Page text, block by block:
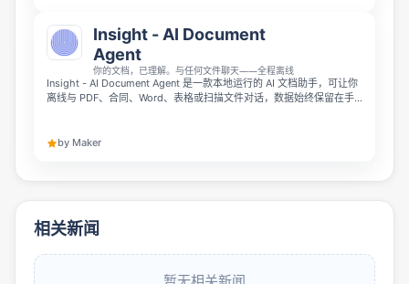
Insight - AI Document
Agent
你的文档，已理解。与任何文件聊天——全程离线
Insight - AI Document Agent 是一款本地运行的 AI 文档助手，可让你
离线与 PDF、合同、Word、表格或扫描文件对话，数据始终保留在手
by Maker
相关新闻